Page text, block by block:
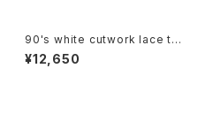
90's white cutwork lace tri
mmed cotton Blouse
¥12,650